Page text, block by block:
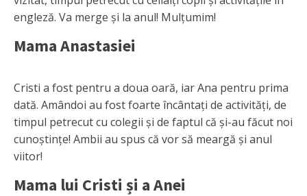
engleză. Va merge și la anul! Mulțumim!
Mama Anastasiei
Cristi a fost pentru a doua oară, iar Ana pentru prima
dată. Amândoi au fost foarte încântați de activități, de
timpul petrecut cu colegii și de faptul că și-au făcut noi
cunoștințe! Ambii au spus că vor să meargă și anul
viitor!
Mama lui Cristi și a Anei